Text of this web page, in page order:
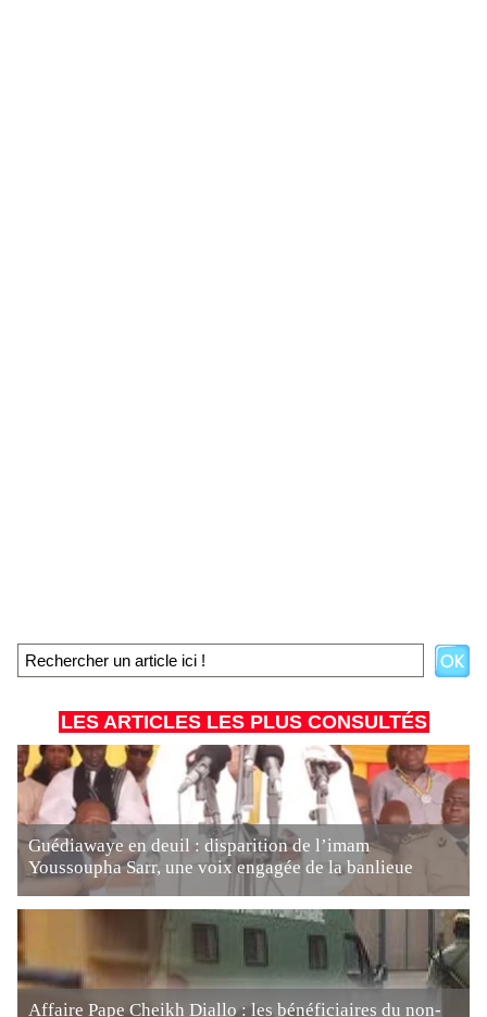
LES ARTICLES LES PLUS CONSULTÉS
Guédiawaye en deuil : disparition de l’imam
Youssoupha Sarr, une voix engagée de la banlieue
Affaire Pape Cheikh Diallo : les bénéficiaires du non-